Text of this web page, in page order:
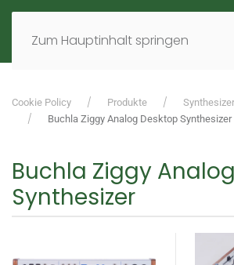
Zum Hauptinhalt springen
EN
Cookie Policy Produkte Synthesizer
Buchla Ziggy Analog Desktop Synthesizer
Buchla Ziggy
Synthesizer